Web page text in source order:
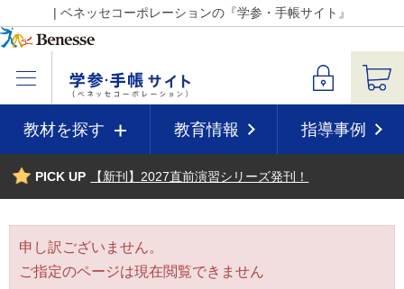
| ベネッセコーポレーションの『学参・手帳サイト』
教材を探す 教育情報 指導事例
PICK UP 【新刊】2027直前演習シリーズ発刊！
申し訳ございません。
ご指定のページは現在閲覧できません